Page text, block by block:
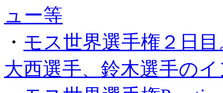
ュ­ー等
・ モス世界選手権２日
大西選手、鈴木選手の